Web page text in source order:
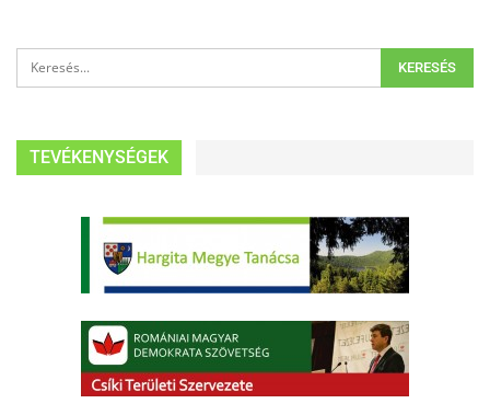
TEVÉKENYSÉGEK